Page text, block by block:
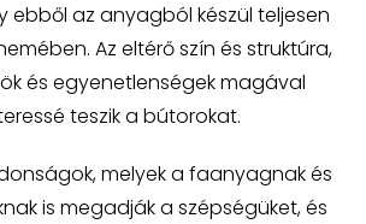
ebből az anyagból készül teljesen
Az eltérő szín és struktúra,
és egyenetlenségek magával
teszik a bútorokat.
melyek a faanyagnak és
is megadják a szépségüket, és